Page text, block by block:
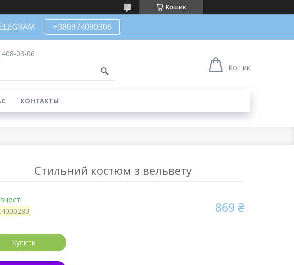
Кошик
+380974080306
03-06
Кошик
КОНТАКТЫ
Стильний костюм з вельвету
869 ₴
Купити